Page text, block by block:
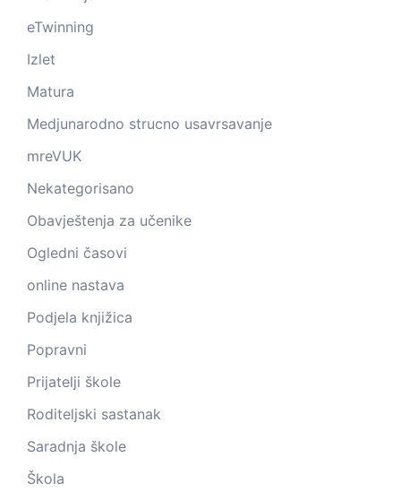
eTwinning
Izlet
Matura
Medjunarodno strucno usavrsavanje
mreVUK
Nekategorisano
Obavještenja za učenike
Ogledni časovi
online nastava
Podjela knjižica
Popravni
Prijatelji škole
Roditeljski sastanak
Saradnja škole
Škola